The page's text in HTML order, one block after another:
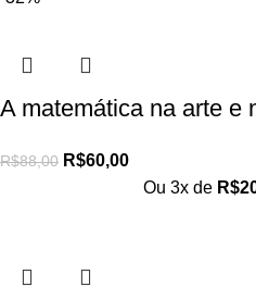
A matemática na arte e
R$88,00 R$60,00
Ou 3x de R$